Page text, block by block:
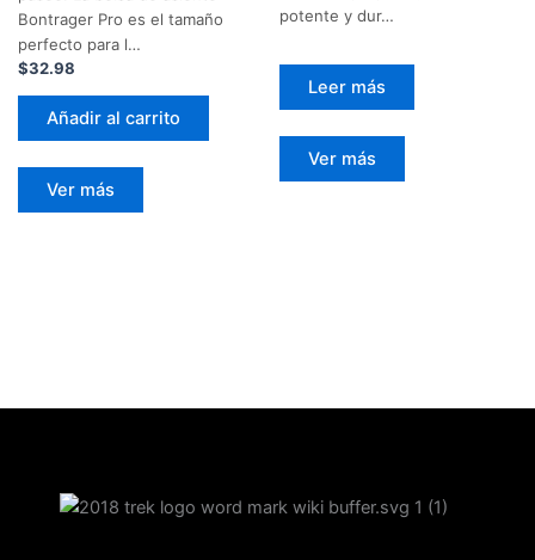
Bontrager Pro es el tamaño
perfecto para l…
$32.98
Añadir al carrito
Ver más
potente y dur…
Leer más
Ver más